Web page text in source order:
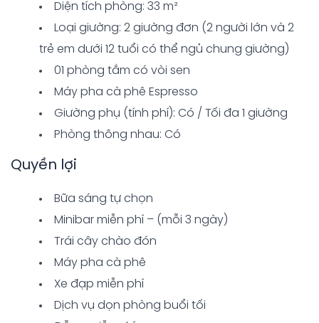
Diện tích phòng: 33 m²
Loại giường: 2 giường đơn (2 người lớn và 2
trẻ em dưới 12 tuổi có thể ngủ chung giường)
01 phòng tắm có vòi sen
Máy pha cà phê Espresso
Giường phụ (tính phí): Có / Tối đa 1 giường
Phòng thông nhau: Có
Quyền lợi
Bữa sáng tự chọn
Minibar miễn phí – (mỗi 3 ngày)
Trái cây chào đón
Máy pha cà phê
Xe đạp miễn phí
Dịch vụ dọn phòng buổi tối